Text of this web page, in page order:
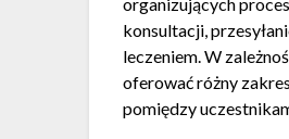
konsultacji,
leczeniem. W
oferować różny
pomiędzy